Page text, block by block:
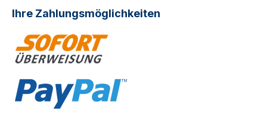
Ihre Zahlungsmöglichkeiten